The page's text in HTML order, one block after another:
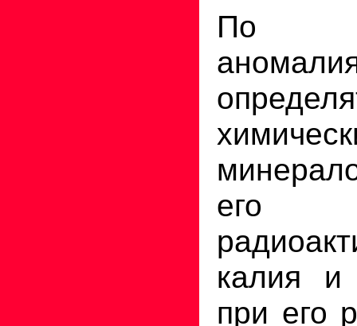
По
его
калия и
при его